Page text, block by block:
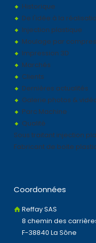
Historique
De l'idée à la
Injection plastique
Moulage par
Impression 3D
Marchés
Clients
Dernières actualités
Galerie photos &
Parc Machine
Qualité
Sous traitant injection
Fabricant de boite
Coordonnées
Reffay SAS
8 chemin des
F-38840 La Sône